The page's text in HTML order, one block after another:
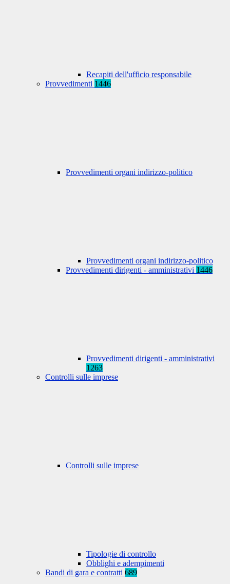
Recapiti dell'ufficio responsabile
Provvedimenti 1446
Provvedimenti organi indirizzo-politico
Provvedimenti organi indirizzo-politico
Provvedimenti dirigenti - amministrativi 1446
Provvedimenti dirigenti - amministrativi
1263
Controlli sulle imprese
Controlli sulle imprese
Tipologie di controllo
Obblighi e adempimenti
Bandi di gara e contratti 689